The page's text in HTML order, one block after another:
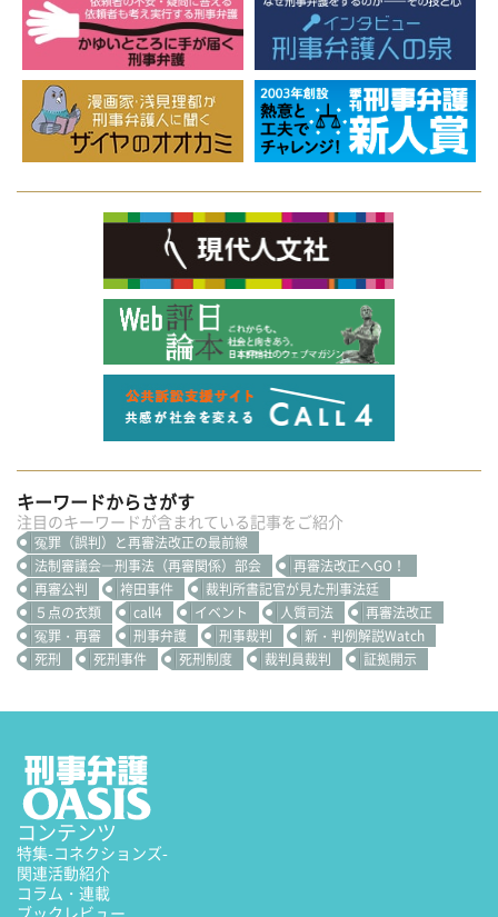
キーワードからさがす
注目のキーワードが含まれている記事をご紹介
冤罪（誤判）と再審法改正の最前線
法制審議会―刑事法（再審関係）部会
再審法改正へGO！
再審公判
袴田事件
裁判所書記官が見た刑事法廷
５点の衣類
call4 イベント 人質司法
再審法改正
冤罪・再審
刑事弁護 刑事裁判
新・判例解説Watch
死刑
死刑事件 死刑制度 裁判員裁判 証拠開示
コンテンツ
特集-コネクションズ-
関連活動紹介
コラム・連載